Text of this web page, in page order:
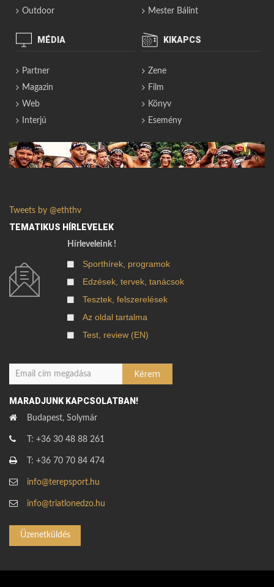
Outdoor
Mester Bálint
MÉDIA
Partner
Magazin
Web
Interjú
KIKAPCS
Zene
Film
Könyv
Esemény
Tweets by @eththv
TEMATIKUS HÍRLEVELEK
Hírleveleink !
Sporthírek, programok
Edzések, tervek, tanácsok
Tesztek, felszerelések
Az oldal tartalma
Test, review (EN)
MARADJUNK KAPCSOLATBAN!
Budapest, Solymár
T: +36 30 48 88 261
T: +36 70 70 84 474
info@terepsport.hu
info@triatlonedzo.hu
Üzenetküldés